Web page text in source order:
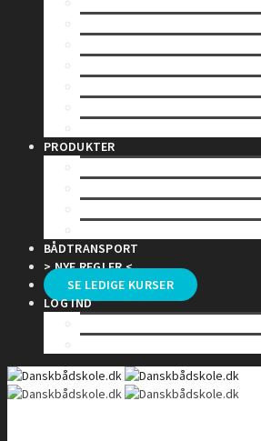
PRODUKTER
BÅDTRANSPORT
> NYE REGLER <
SE LEDIGE KURSER
LOG IND